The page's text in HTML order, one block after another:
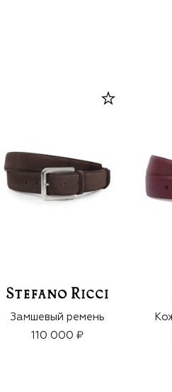
Замшевый ремень
110 000 ₽